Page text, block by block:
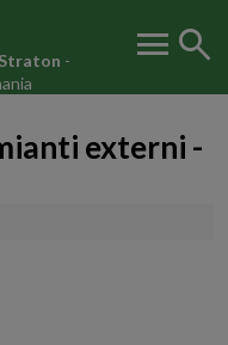
-
menu search
externi -